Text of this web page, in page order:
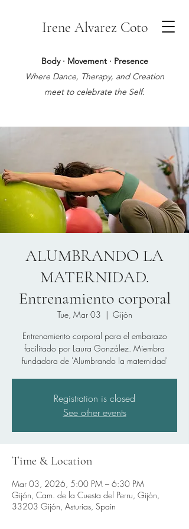
Irene Alvarez Coto
Body · Movement · Presence
Where Dance, Therapy, and Creation
meet to celebrate the Self.
ALUMBRANDO LA
MATERNIDAD.
Entrenamiento corporal
Tue, Mar 03
  |
Gijón
Entrenamiento corporal para el embarazo
facilitado por Laura González. Miembra
fundadora de 'Alumbrando la maternidad'
Registration is closed
See other events
Time & Location
Mar 03, 2026, 5:00 PM – 6:30 PM
Gijón, Cam. de la Cuesta del Perru, Gijón,
33203 Gijón, Asturias, Spain